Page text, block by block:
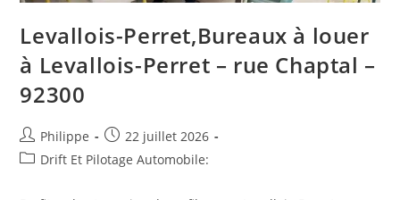
Levallois-Perret,Bureaux à louer
à Levallois-Perret – rue Chaptal –
92300
Auteur/autrice
de
Philippe
Post
published:
22 juillet 2026
PostDrift Et Pilotage Automobile: